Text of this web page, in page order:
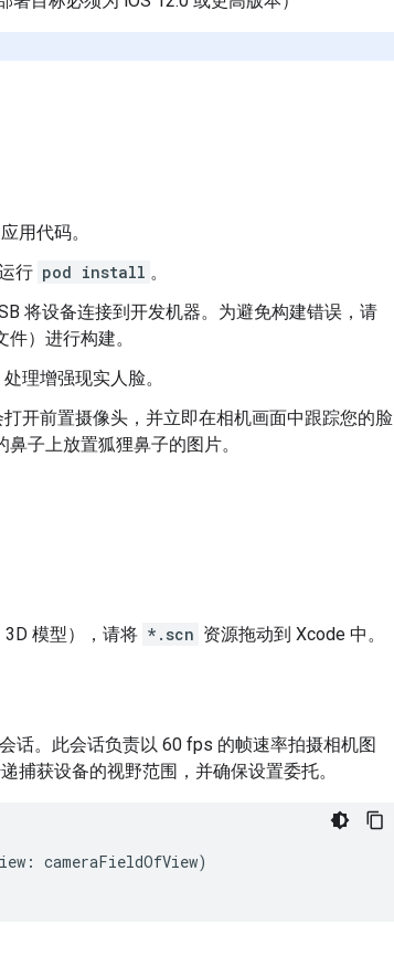
用代码。
行 pod install 。
将设备连接到开发机器。为避免构建错误，请
件）进行构建。
理增强现实人脸。
开前置摄像头，并立即在相机画面中跟踪您的脸
子上放置狐狸鼻子的图片。
模型），请将 *.scn 资源拖动到 Xcode 中。
话。此会话负责以 60 fps 的帧速率拍摄相机图
捕获设备的视野范围，并确保设置委托。
: cameraFieldOfView)